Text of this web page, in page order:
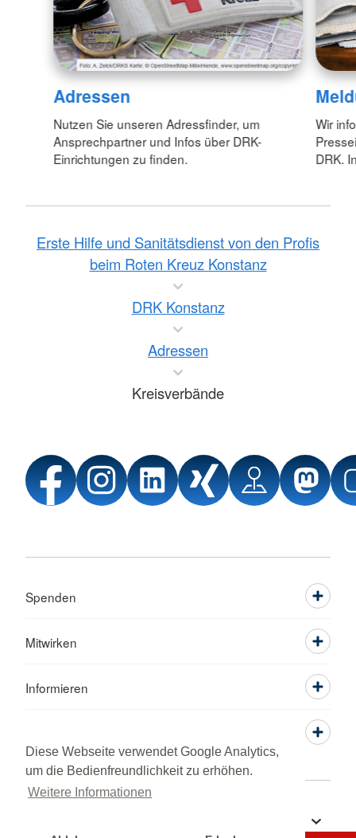
Diese Webseite verwendet Google Analytics,
um die Bedienfreundlichkeit zu erhöhen.
Weitere Informationen
Adressen
Nutzen Sie unseren Adressfinder, um
Ansprechpartner und Infos über DRK-
Einrichtungen zu finden.
Wir
DRK.
Erste Hilfe und Sanitätsdienst von den Profis
beim Roten Kreuz Konstanz
DRK Konstanz
Adressen
Kreisverbände
Spenden
Mitwirken
Informieren